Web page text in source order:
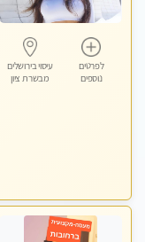
לפרטים
נוספים
עיסוי בירושלים
מבשרת ציון